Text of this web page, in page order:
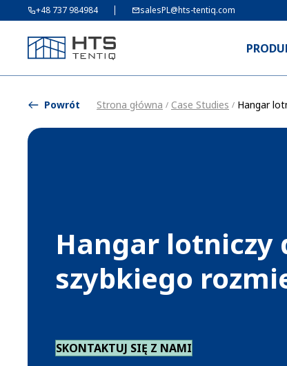
+48 737 984984 salesPL@hts-tentiq.com
Powrót Strona główna / Case Studies / Hangar
Hangar lotniczy
szybkiego
SKONTAKTUJ SIĘ Z NAMI